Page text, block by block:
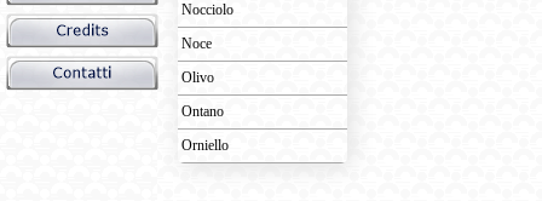
Nocciolo
Noce
Olivo
Ontano
Orniello